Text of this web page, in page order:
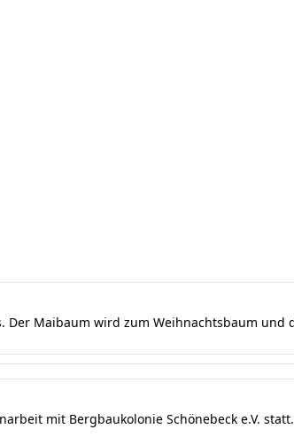
Maibaum wird zum Weihnachtsbaum und
mit Bergbaukolonie Schönebeck e.V. statt.